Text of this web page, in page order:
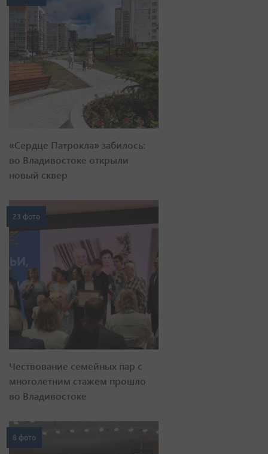
«Сердце Патрокла» забилось:
во Владивостоке открыли
новый сквер
23 фото
Чествование семейных пар с
многолетним стажем прошло
во Владивостоке
8 фото